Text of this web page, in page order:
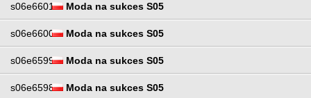
s06e6601 Moda na sukces S05
s06e6600 Moda na sukces S05
s06e6599 Moda na sukces S05
s06e6598 Moda na sukces S05